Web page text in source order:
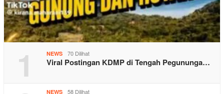
1 NEWS 70 Dilihat
Viral Postingan KDMP di Tengah Pegununga…
NEWS 58 Dilihat